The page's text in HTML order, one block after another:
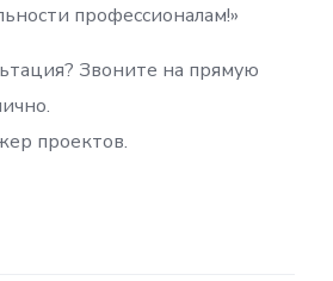
профессионалам!»
Звоните на прямую
проектов.